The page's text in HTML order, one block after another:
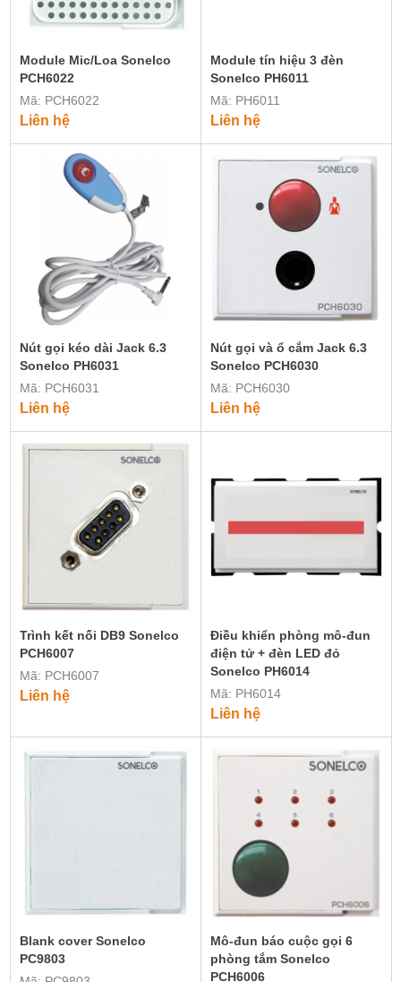
Module Mic/Loa Sonelco
PCH6022
Mã: PCH6022
Liên hệ
Module tín hiệu 3 đèn
Sonelco PH6011
Mã: PH6011
Liên hệ
Nút gọi kéo dài Jack 6.3
Sonelco PH6031
Mã: PCH6031
Liên hệ
Nút gọi và ổ cắm Jack 6.3
Sonelco PCH6030
Mã: PCH6030
Liên hệ
Trình kết nối DB9 Sonelco
PCH6007
Mã: PCH6007
Liên hệ
Điều khiển phòng mô-đun
điện tử + đèn LED đỏ
Sonelco PH6014
Mã: PH6014
Liên hệ
Blank cover Sonelco
PC9803
Mô-đun báo cuộc gọi 6
phòng tắm Sonelco
PCH6006